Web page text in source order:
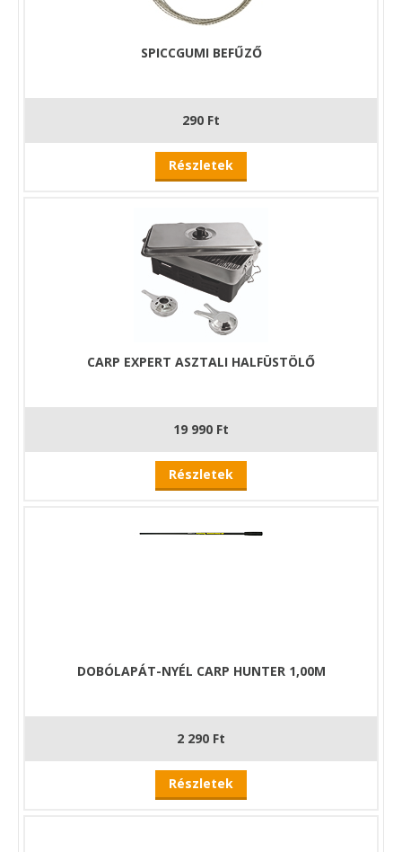
SPICCGUMI BEFŰZŐ
290 Ft
Részletek
CARP EXPERT ASZTALI HALFÜSTÖLŐ
19 990 Ft
Részletek
DOBÓLAPÁT-NYÉL CARP HUNTER 1,00M
2 290 Ft
Részletek